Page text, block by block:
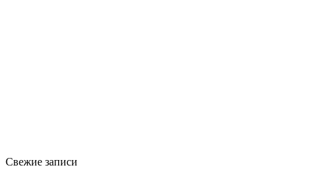
Свежие записи